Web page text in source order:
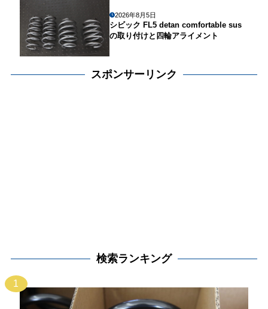
2026年8月5日
シビック FL5 detan comfortable sus
の取り付けと四輪アライメント
スポンサーリンク
検索ランキング
1